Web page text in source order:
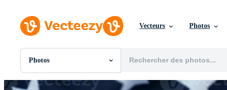
Vecteurs Photos
Photos
Toutes Images
Photos